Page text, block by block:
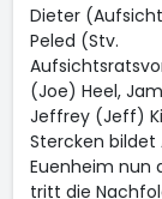
Dieter
Peled (Stv.
(Joe) Heel,
Jeffrey (Jeff)
Stercken bildet
Euenheim nun
tritt die